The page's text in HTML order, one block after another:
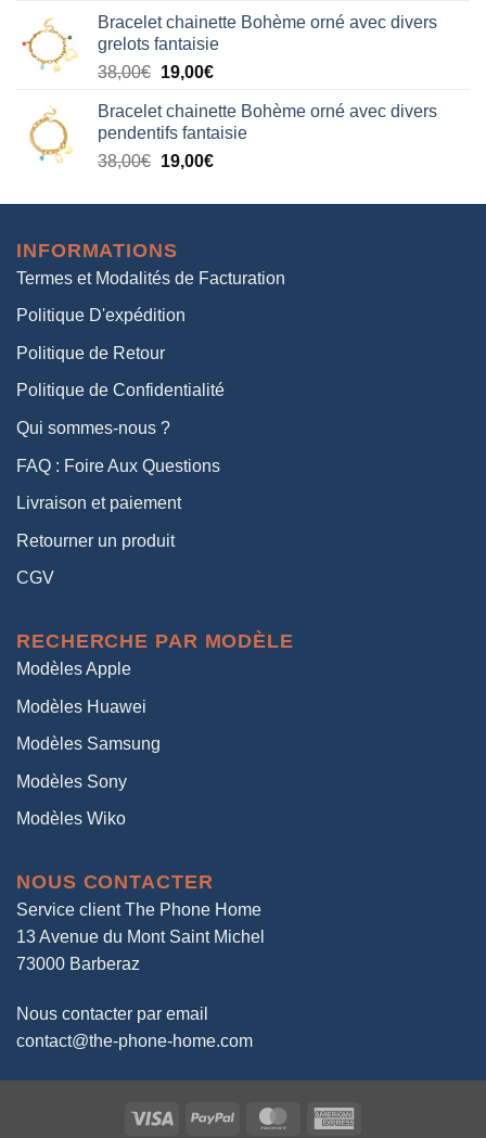
initial
était :
38,00€.
actuel
est :
19,00€.
Bracelet chainette Bohème orné avec divers
grelots fantaisie
38,00€ Le
initial
était :
38,00€.
19,00€Le
actuel
est :
19,00€.
Bracelet chainette Bohème orné avec divers
pendentifs fantaisie
38,00€ Le
initial
38,00€.
19,00€Le
actuel
INFORMATIONS
Termes et Modalités de Facturation
Politique D'expédition
Politique de Retour
Politique de Confidentialité
Qui sommes-nous ?
FAQ : Foire Aux Questions
Livraison et paiement
Retourner un produit
CGV
RECHERCHE PAR MODÈLE
Modèles Apple
Modèles Huawei
Modèles Samsung
Modèles Sony
Modèles Wiko
NOUS CONTACTER
Service client The Phone Home
13 Avenue du Mont Saint Michel
73000 Barberaz
Nous contacter par email
contact@the-phone-home.com
Visa PayPal MasterCard